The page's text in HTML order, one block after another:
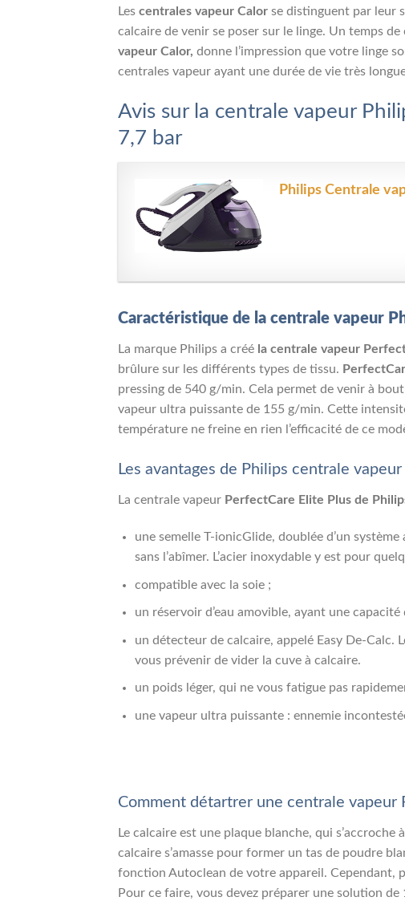
Les centrales vapeur Calor se distinguent par leur
calcaire de venir se poser sur le linge. Un temps
vapeur Calor, donne l’impression que votre linge
centrales vapeur ayant une durée de vie très
Avis sur la centrale vapeur
7,7 bar
Philips Centrale
Caractéristique de la centrale vapeur
La marque Philips a créé la centrale vapeur
brûlure sur les différents types de tissu.
pressing de 540 g/min. Cela permet de venir à
vapeur ultra puissante de 155 g/min. Cette
température ne freine en rien l’efficacité de ce
Les avantages de Philips centrale vapeur
La centrale vapeur PerfectCare Elite Plus de
une semelle T-ionicGlide, doublée d’un
sans l’abîmer. L’acier inoxydable y est pour
compatible avec la soie ;
un réservoir d’eau amovible, ayant une capacité
un détecteur de calcaire, appelé Easy De-Calc.
vous prévenir de vider la cuve à calcaire.
un poids léger, qui ne vous fatigue pas
une vapeur ultra puissante : ennemie
Comment détartrer une centrale vapeur
Le calcaire est une plaque blanche, qui s’accroche
calcaire s’amasse pour former un tas de poudre
fonction Autoclean de votre appareil. Cependant,
Pour ce faire, vous devez préparer une solution de